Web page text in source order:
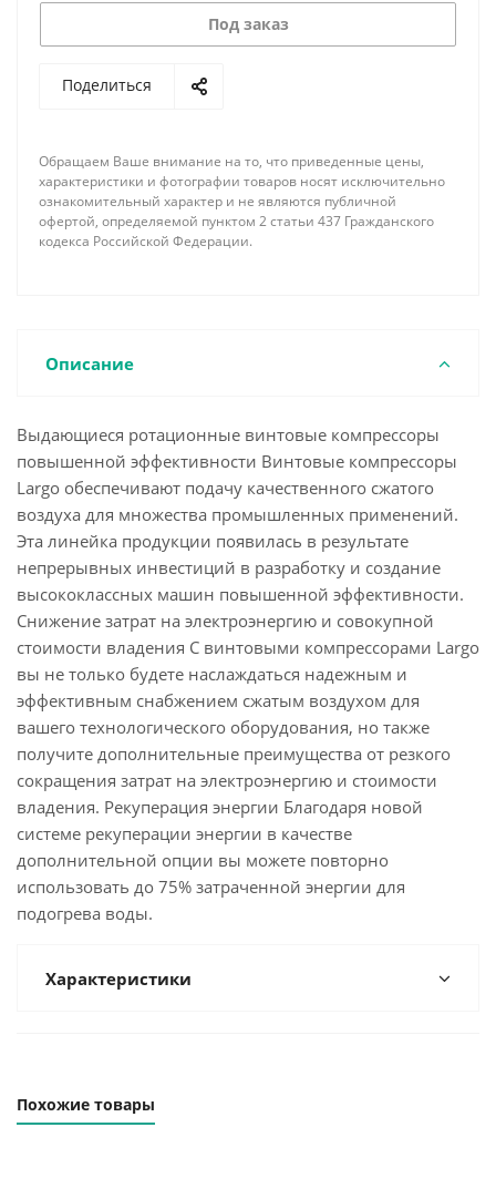
создание высококлассных машин повышенной
эффективности.
Под заказ
Поделиться
Обращаем Ваше внимание на то, что приведенные цены,
характеристики и фотографии товаров носят исключительно
ознакомительный характер и не являются публичной
офертой, определяемой пунктом 2 статьи 437 Гражданского
кодекса Российской Федерации.
Описание
Выдающиеся ротационные винтовые компрессоры
повышенной эффективности Винтовые компрессоры
Largo обеспечивают подачу качественного сжатого
воздуха для множества промышленных применений.
Эта линейка продукции появилась в результате
непрерывных инвестиций в разработку и создание
высококлассных машин повышенной эффективности.
Снижение затрат на электроэнергию и совокупной
стоимости владения С винтовыми компрессорами Largo
вы не только будете наслаждаться надежным и
эффективным снабжением сжатым воздухом для
вашего технологического оборудования, но также
получите дополнительные преимущества от резкого
сокращения затрат на электроэнергию и стоимости
владения. Рекуперация энергии Благодаря новой
системе рекуперации энергии в качестве
дополнительной опции вы можете повторно
использовать до 75% затраченной энергии для
подогрева воды.
Характеристики
Похожие товары